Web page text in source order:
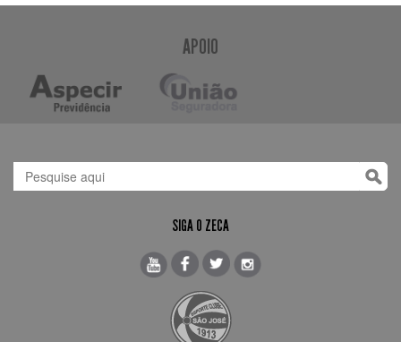
APOIO
SIGA O ZECA